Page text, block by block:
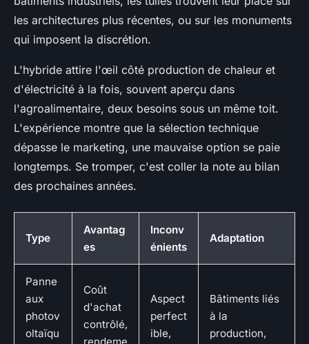
les architectures plus récentes, ou sur les monuments
qui imposent la discrétion.
L'hybride attire l'œil côté production de chaleur et
d'électricité à la fois, souvent aperçu dans
l'agroalimentaire, deux besoins sous un même toit.
L'expérience montre que la sélection technique
dépasse le marketing, une mauvaise option se paie
longtemps. Se tromper, c'est coller la note au bilan
des prochaines années.
Type
Avantag
es
Inconv
énients
Adaptation
Panne
aux
photov
oltaïqu
Coût
d'achat
contrôlé,
rendeme
Aspect
perfect
ible,
Bâtiments liés
à la
production,